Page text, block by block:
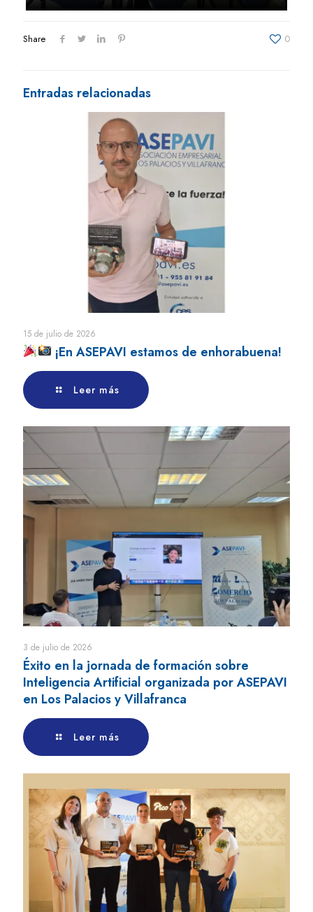
Share 0
Entradas relacionadas
15 de julio de 2026
¡En ASEPAVI estamos de enhorabuena!
Leer más
3 de julio de 2026
Éxito en la jornada de formación sobre
Inteligencia Artificial organizada por ASEPAVI
en Los Palacios y Villafranca
Leer más